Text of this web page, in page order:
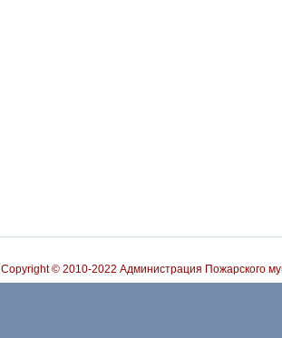
Copyright © 2010-2022 Администрация Пожарского